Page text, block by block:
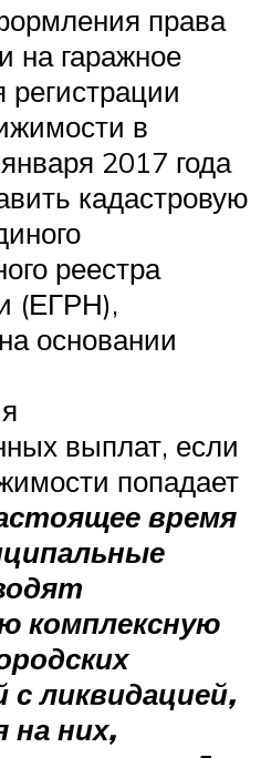
права
на гаражное
регистрации
в
2017 года
кадастровую
реестра
(ЕГРН),
основании
выплат, если
попадает
время
комплексную
ликвидацией,
на них,